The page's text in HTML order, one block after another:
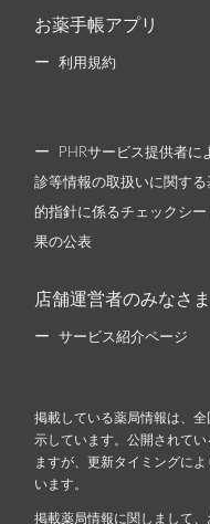
お薬手帳アプリ
利用規約
PHRサービス提供者に
診等情報の取扱いに関する
的指針に係るチェックシー
果の公表
店舗運営者のみなさま
サービス紹介ページ
掲載している薬局情報は、
示しています。公開されて
ますが、更新タイミングに
います。
掲載薬局情報に関しまして